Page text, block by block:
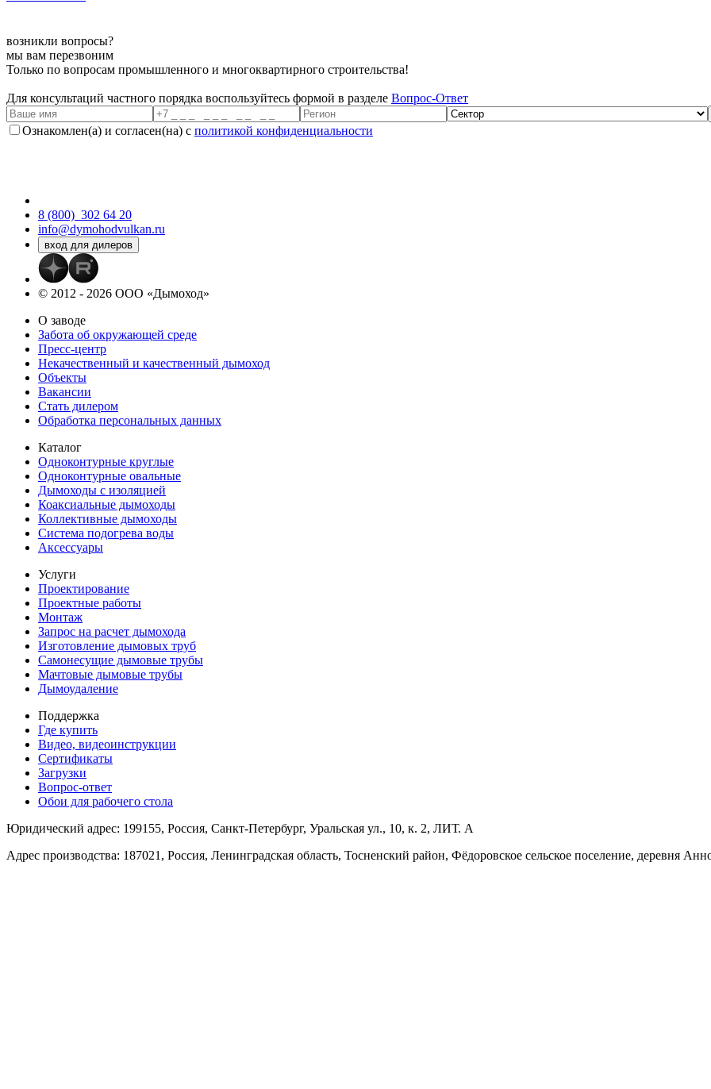
возникли вопросы?
мы вам перезвоним
Только по вопросам промышленного и многоквартирного строительства!
Для консультаций частного порядка воспользуйтесь формой в разделе Вопрос-Ответ
Ознакомлен(а) и согласен(на) с политикой конфиденциальности
8 (800) 302 64 20
info@dymohodvulkan.ru
© 2012 - 2026 ООО «Дымоход»
О заводе
Забота об окружающей среде
Пресс-центр
Некачественный и качественный дымоход
Объекты
Вакансии
Стать дилером
Обработка персональных данных
Каталог
Одноконтурные круглые
Одноконтурные овальные
Дымоходы с изоляцией
Коаксиальные дымоходы
Коллективные дымоходы
Система подогрева воды
Аксессуары
Услуги
Проектирование
Проектные работы
Монтаж
Запрос на расчет дымохода
Изготовление дымовых труб
Самонесущие дымовые трубы
Мачтовые дымовые трубы
Дымоудаление
Поддержка
Где купить
Видео, видеоинструкции
Сертификаты
Загрузки
Вопрос-ответ
Обои для рабочего стола
Юридический адрес: 199155, Россия, Санкт-Петербург, Уральская ул., 10, к. 2, ЛИТ. А
Адрес производства: 187021, Россия, Ленинградская область, Тосненский район, Фёдоровское сельское поселение, деревня